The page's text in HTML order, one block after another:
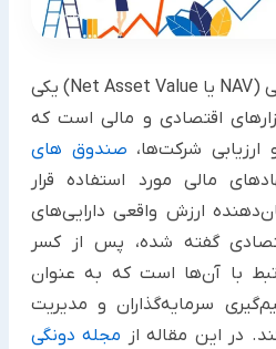
محاسبه ارزش خالص دارایی (NAV یا Net Asset Value) یکی
اقتصادی و مالی است که
شرکت‌ها، صندوق‌ های
مالی مورد استفاده قرار
ارزش واقعی دارایی‌های
گفته شده، پس از کسر
با آن‌ها است که به عنوان
سرمایه‌گذاران و مدیریت
در این مقاله از مجله دونگی